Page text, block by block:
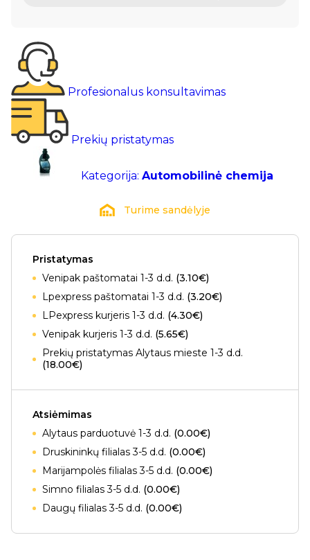
Profesionalus konsultavimas
Prekių pristatymas
Kategorija: Automobilinė chemija
Turime sandėlyje
Pristatymas
Venipak paštomatai 1-3 d.d. (3.10€)
Lpexpress paštomatai 1-3 d.d. (3.20€)
LPexpress kurjeris 1-3 d.d. (4.30€)
Venipak kurjeris 1-3 d.d. (5.65€)
Prekių pristatymas Alytaus mieste 1-3 d.d.
(18.00€)
Atsiėmimas
Alytaus parduotuvė 1-3 d.d. (0.00€)
Druskininkų filialas 3-5 d.d. (0.00€)
Marijampolės filialas 3-5 d.d. (0.00€)
Simno filialas 3-5 d.d. (0.00€)
Daugų filialas 3-5 d.d. (0.00€)